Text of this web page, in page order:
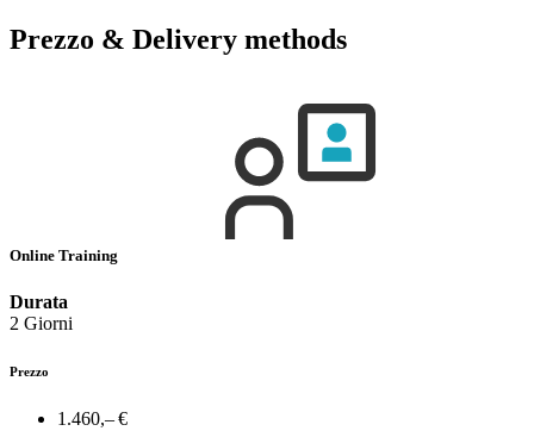
Prezzo & Delivery methods
Online Training
Durata
2 Giorni
Prezzo
1.460,– €